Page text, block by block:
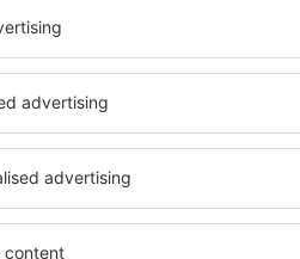
2026, 2 nopți
mai multe hoteluri în Torino
Torino –